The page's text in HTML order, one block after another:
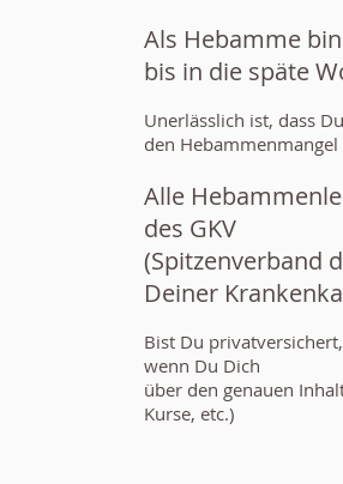
Als Hebamme
bis in die späte
Unerlässlich ist, dass
den
Alle
des GKV
(Spitzenverband
Deiner
Bist Du
wenn Du Dich
über den genauen
Kurse, etc.)